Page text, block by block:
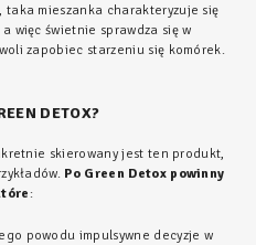
taka mieszanka charakteryzuje się
więc świetnie sprawdza się w
zapobiec starzeniu się komórek.
DETOX?
skierowany jest ten produkt,
Po Green Detox powinny
:
powodu impulsywne decyzje w